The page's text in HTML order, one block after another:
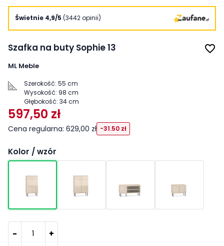
Świetnie 4,9/5 (3442 opinii)
Szafka na buty Sophie 13 favorite_border
ML Meble
Szerokość: 55 cm
Wysokość: 98 cm
Głębokość: 34 cm
597,50 zł
Cena regularna: 629,00 zł -31.50 zł
Kolor / wzór
- +